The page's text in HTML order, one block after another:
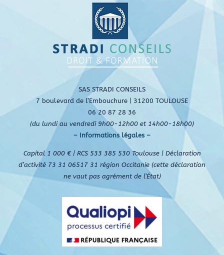
SAS STRADI CONSEILS
7 boulevard de l’Embouchure | 31200 TOULOUSE
06 20 87 28 36
(du lundi au vendredi 9h00-12h00 et 14h00-18h00)
– Informations légales –
Capital 1 000 € | RCS 533 385 530 Toulouse | Déclaration
d’activité 73 31 06517 31 région Occitanie (cette déclaration
ne vaut pas agrément de l’État)